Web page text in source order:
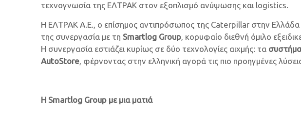
τεχνογνωσία της ΕΛΤΡΑΚ στον εξοπλισμό ανύψωσης και logistics.
Η ΕΛΤΡΑΚ Α.Ε., ο επίσημος αντιπρόσωπος της Caterpillar στην Ελλάδα
της συνεργασία με τη Smartlog Group, κορυφαίο διεθνή όμιλο
Η συνεργασία εστιάζει κυρίως σε δύο τεχνολογίες αιχμής: τα
AutoStore, φέρνοντας στην ελληνική αγορά τις πιο προηγμένες
Η Smartlog Group με μια ματιά